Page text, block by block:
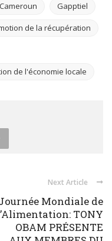
Cameroun Gapptiel
de la récupération
de l'économie locale
Next Article
Mondiale de
TONY
OBAM PRÉSENTE